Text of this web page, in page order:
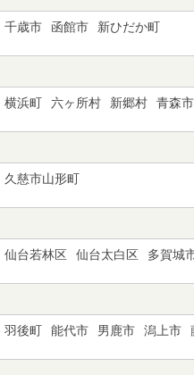
千歳市 函館市 新ひだか町
横浜町 六ヶ所村 新郷村 青森市
久慈市山形町
仙台若林区 仙台太白区 多賀城
羽後町 能代市 男鹿市 潟上市